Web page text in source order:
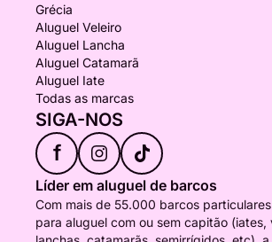
Grécia
Aluguel Veleiro
Aluguel Lancha
Aluguel Catamarã
Aluguel Iate
Todas as marcas
SIGA-NOS
f
Líder em aluguel de barcos
Com mais de 55.000 barcos
para aluguel com ou sem capitão (iates,